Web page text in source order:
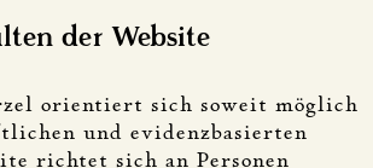
der Website
orientiert sich soweit möglich
und evidenzbasierten
richtet sich an Personen